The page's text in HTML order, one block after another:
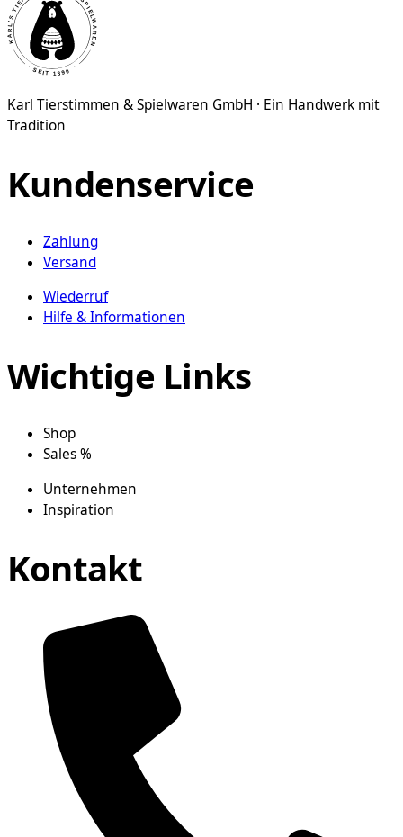
Optionen
der
Produktseite
Karl Tierstimmen & Spielwaren GmbH · Ein Handwerk mit
Tradition
Kundenservice
Zahlung
Versand
Wiederruf
Hilfe & Informationen
Wichtige Links
Shop
Sales %
Unternehmen
Inspiration
Kontakt